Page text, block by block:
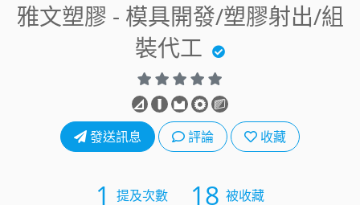
雅文塑膠 - 模具開發/塑膠射出/組
裝代工
發送訊息 評論 收藏
1 提及次數 18 被收藏